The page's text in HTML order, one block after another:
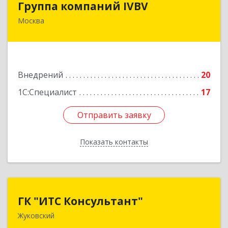
Группа компаний IVBV
Москва
Внедрений
20
1С:Специалист
17
Отправить заявку
Показать контакты
105082, Москва г, Почтовая Б. ул, дом № 55/59,
Отправить заявку
Назад
ГК "ИТС Консультант"
Жуковский